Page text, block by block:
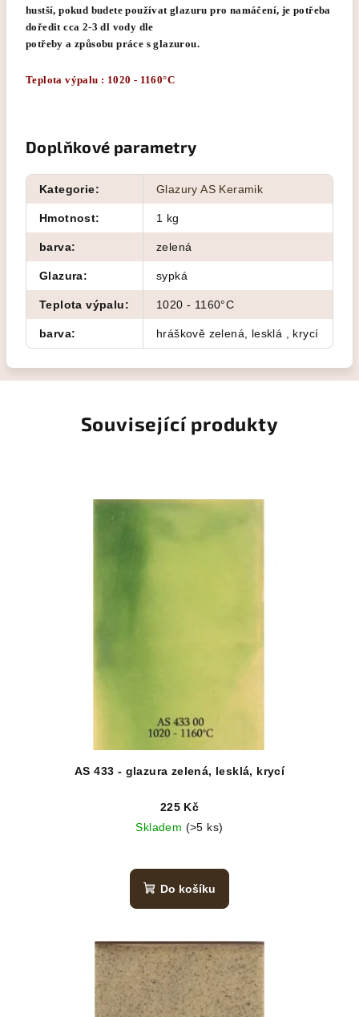
hustší, pokud budete používat glazuru pro namáčení, je potřeba
doředit cca 2-3 dl vody dle
potřeby a způsobu práce s glazurou.
Teplota výpalu : 1020 - 1160°C
Doplňkové parametry
Kategorie: Glazury AS Keramik
Hmotnost: 1 kg
barva: zelená
Glazura: sypká
Teplota výpalu: 1020 - 1160°C
barva: hráškově zelená, lesklá , krycí
Související produkty
AS 433 - glazura zelená, lesklá, krycí
225 Kč
Skladem (>5 ks)
Do košíku